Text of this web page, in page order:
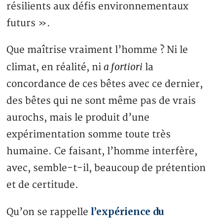
résilients aux défis environnementaux
futurs ».
Que maîtrise vraiment l’homme ? Ni le
climat, en réalité, nia fortiori la
concordance de ces bêtes avec ce dernier,
des bêtes qui ne sont même pas de vrais
aurochs, mais le produit d’une
expérimentation somme toute très
humaine. Ce faisant, l’homme interfère,
avec, semble-t-il, beaucoup de prétention
et de certitude.
Qu’on se rappelle l’expérience du